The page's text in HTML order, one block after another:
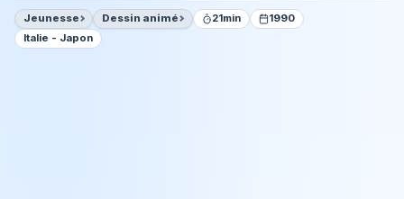
Jeunesse Dessin animé 21min
1990
Italie - Japon